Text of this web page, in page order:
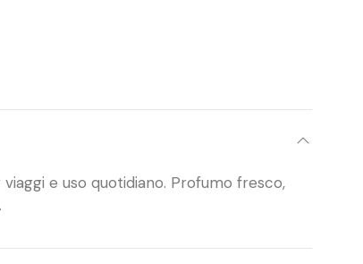
e uso quotidiano. Profumo fresco,